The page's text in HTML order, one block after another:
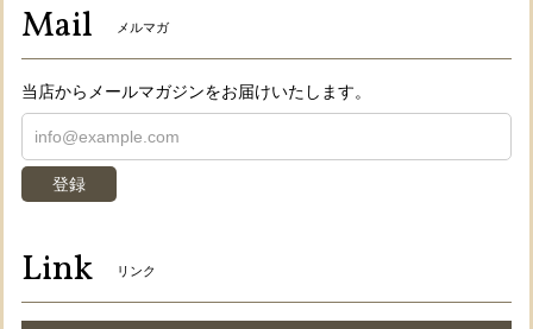
Mail メルマガ
当店からメールマガジンをお届けいたします。
登録
Link リンク